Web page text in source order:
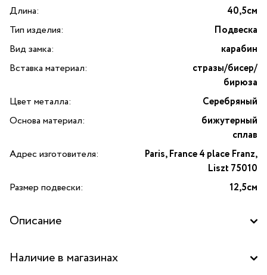
Длина:
40,5см
Тип изделия:
Подвеска
Вид замка:
карабин
Вставка материал:
стразы/бисер/
бирюза
Цвет металла:
Серебряный
Основа материал:
бижутерный
сплав
Адрес изготовителя:
Paris, France 4 place Franz,
Liszt 75010
Размер подвески:
12,5см
Описание
«Стейси», выполненную в виде стильной куклы, одетой
Наличие в магазинах